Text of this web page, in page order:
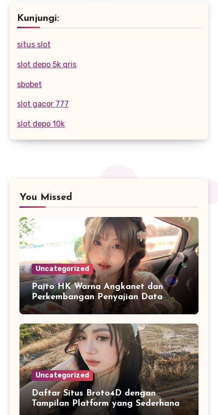
Kunjungi:
situs slot
slot depo 5k qris
sbobet
slot gacor 777
slot depo 10k
You Missed
Uncategorized
Paito HK Warna Angkanet dan
Perkembangan Penyajian Data
Digital yang Lebih Mudah Dianalisis
Uncategorized
Daftar Situs Broto4D dengan
Tampilan Platform yang Sederhana